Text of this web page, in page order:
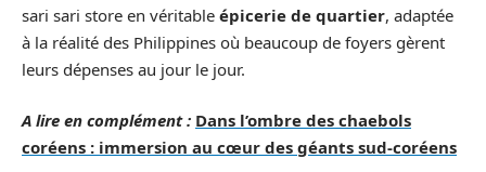
sari sari store en véritable épicerie de quartier, adaptée
à la réalité des Philippines où beaucoup de foyers gèrent
leurs dépenses au jour le jour.
A lire en complément : Dans l’ombre des chaebols
coréens : immersion au cœur des géants sud-coréens